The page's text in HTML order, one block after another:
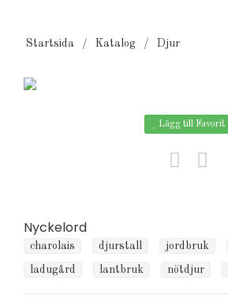
Startsida Katalog Djur
Lägg till Favorit
Nyckelord
charolais djurstall jordbruk
ladugård lantbruk nötdjur